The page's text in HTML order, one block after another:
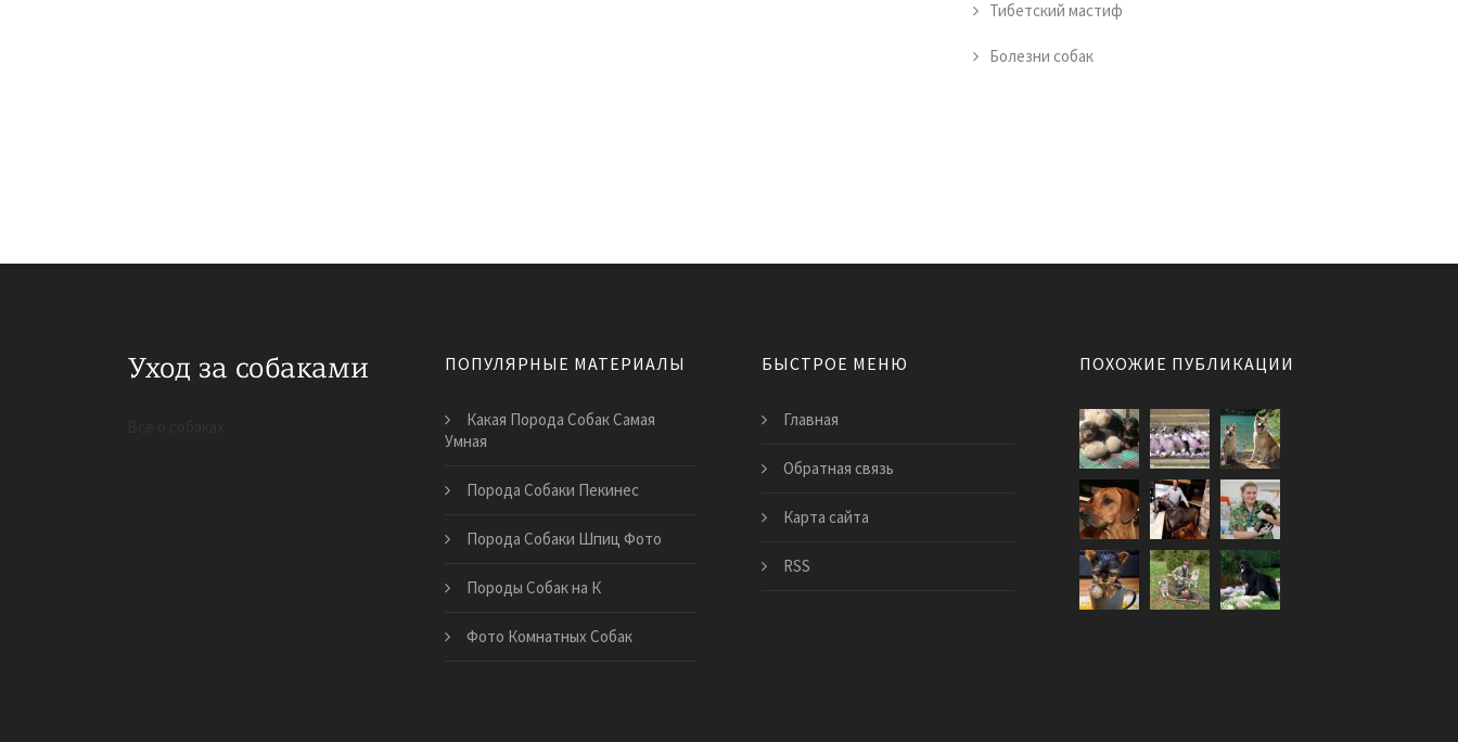
Тибетский мастиф
Болезни собак
ПОПУЛЯРНЫЕ МАТЕРИАЛЫ
Какая Порода Собак Самая
Умная
Порода Собаки Пекинес
Порода Собаки Шпиц Фото
Породы Собак на К
Фото Комнатных Собак
БЫСТРОЕ МЕНЮ
Главная
Обратная связь
Карта сайта
RSS
ПОХОЖИЕ ПУБЛИКАЦИИ